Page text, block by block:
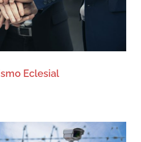
Eclesial